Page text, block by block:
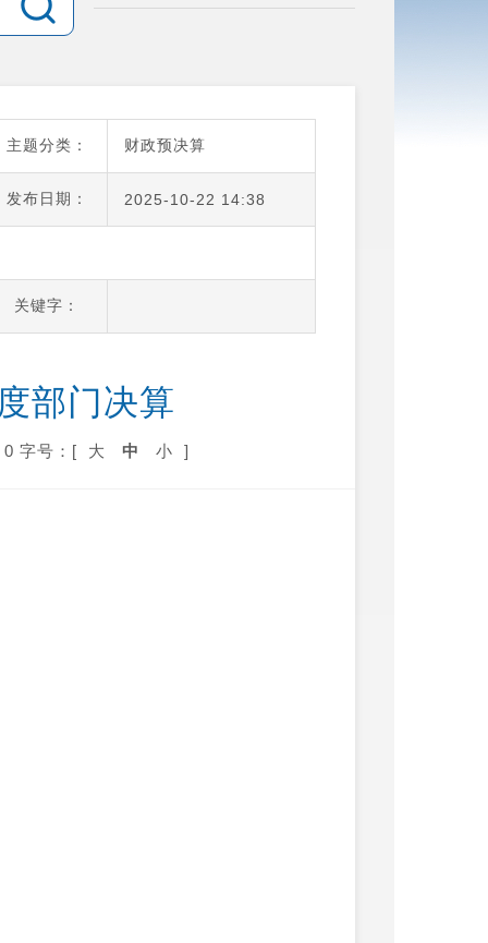
主题分类： 财政预决算
发布日期： 2025-10-22 14:38
关键字：
部门决算
0 字号：[ 大 中 小 ]